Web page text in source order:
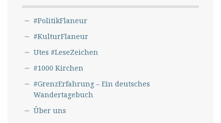
#PolitikFlaneur
#KulturFlaneur
Utes #LeseZeichen
#1000 Kirchen
#GrenzErfahrung – Ein deutsches
Wandertagebuch
Über uns